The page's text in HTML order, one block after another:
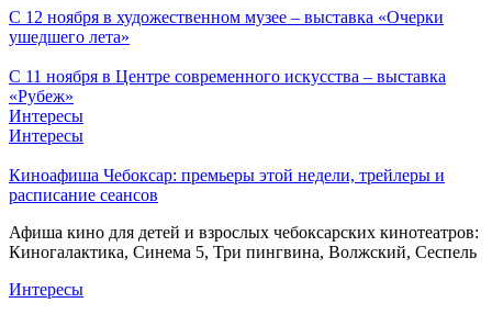
С 12 ноября в художественном музее – выставка «Очерки
ушедшего лета»
С 11 ноября в Центре современного искусства – выставка
«Рубеж»
Интересы
Интересы
Киноафиша Чебоксар: премьеры этой недели, трейлеры и
расписание сеансов
Афиша кино для детей и взрослых чебоксарских кинотеатров:
Киногалактика, Синема 5, Три пингвина, Волжский, Сеспель
Интересы